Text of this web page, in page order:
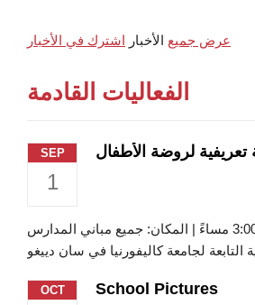
عرض جميع الأخبار اشترك في الأخبار
الفعاليات القادمة
SEP
1
لروضة الأطفال
الوقت: 2:00 مساءً – 3:00 مساءً | المكان: جميع مباني المدارس
OCT School Pictures